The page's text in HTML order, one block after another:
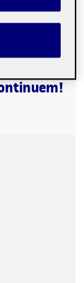
la
contingut i…